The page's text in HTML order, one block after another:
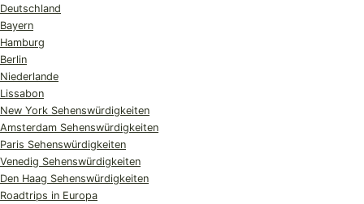
Deutschland
Bayern
Hamburg
Berlin
Niederlande
Lissabon
New York Sehenswürdigkeiten
Amsterdam Sehenswürdigkeiten
Paris Sehenswürdigkeiten
Venedig Sehenswürdigkeiten
Den Haag Sehenswürdigkeiten
Roadtrips in Europa